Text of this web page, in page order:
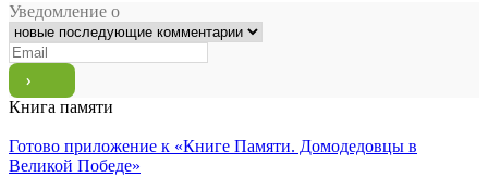
Уведомление о
Книга памяти
Готово приложение к «Книге Памяти. Домодедовцы в
Великой Победе»